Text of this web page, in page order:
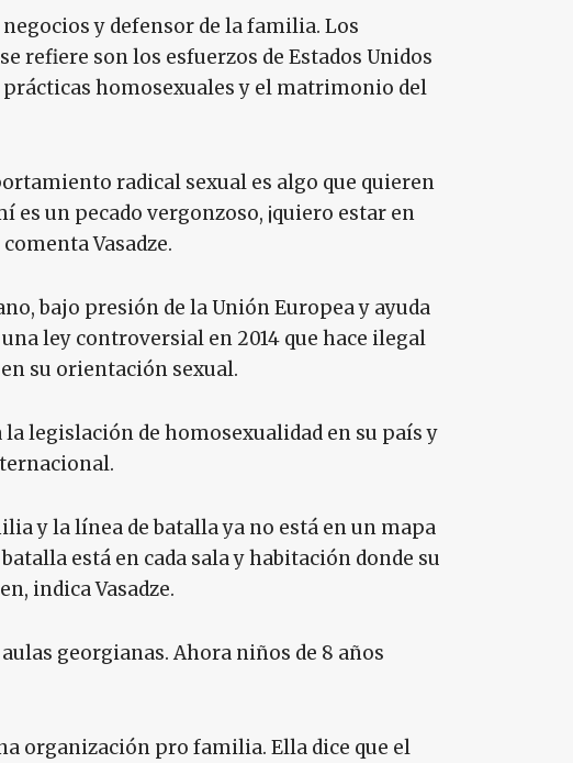
y defensor de la familia. Los
refiere son los esfuerzos de Estados Unidos
prácticas homosexuales y el matrimonio del
radical sexual es algo que quieren
es un pecado vergonzoso, ¡quiero estar en
Vasadze.
bajo presión de la Unión Europea y ayuda
ley controversial en 2014 que hace ilegal
su orientación sexual.
la legislación de homosexualidad en su país y
y la línea de batalla ya no está en un mapa
está en cada sala y habitación donde su
indica Vasadze.
georgianas. Ahora niños de 8 años
organización pro familia. Ella dice que el